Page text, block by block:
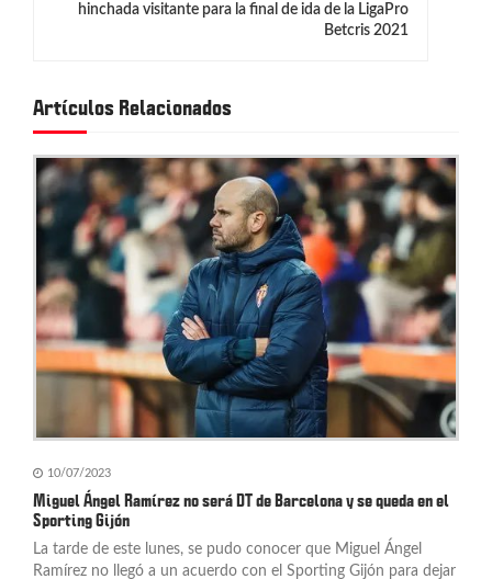
i
n
d
e
n
t
d
a
hinchada visitante para la final de ida de la LigaPro
Betcris 2021
Artículos Relacionados
10/07/2023
Miguel Ángel Ramírez no será DT de Barcelona y se queda en el
Sporting Gijón
La tarde de este lunes, se pudo conocer que Miguel Ángel
Ramírez no llegó a un acuerdo con el Sporting Gijón para dejar